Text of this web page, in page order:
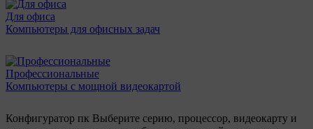
Для офиса
Компьютеры для офисных задач
Профессиональные
Компьютеры с мощной видеокартой
Конфигуратор пк Выберите серию, процессор, видеокарту и